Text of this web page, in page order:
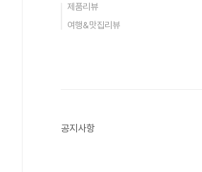
제품리뷰
여행&맛집리뷰
공지사항